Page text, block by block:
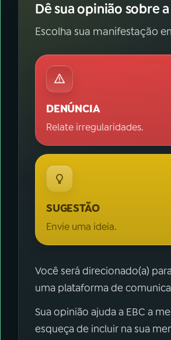
Dê sua opinião sobre
Escolha sua manifestação
DENÚNCIA
Relate irregularidades.
SUGESTÃO
Envie uma ideia.
Você será direcionado(a)
uma plataforma de
Sua opinião ajuda a EBC a
esqueça de incluir na sua